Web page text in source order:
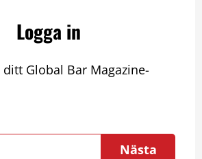
Logga in
Global Bar Magazine-
Nästa